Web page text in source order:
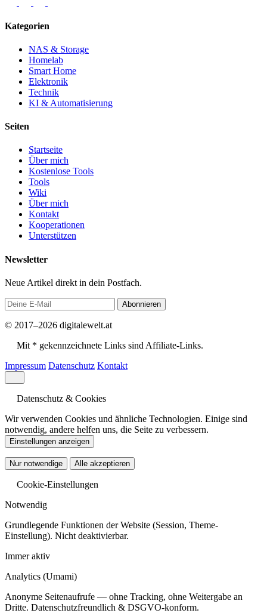
Kategorien
NAS & Storage
Homelab
Smart Home
Elektronik
Technik
KI & Automatisierung
Seiten
Startseite
Über mich
Kostenlose Tools
Tools
Wiki
Über mich
Kontakt
Kooperationen
Unterstützen
Newsletter
Neue Artikel direkt in dein Postfach.
Abonnieren
© 2017–2026 digitalewelt.at
Mit * gekennzeichnete Links sind Affiliate-Links.
Impressum Datenschutz Kontakt
Datenschutz & Cookies
Wir verwenden Cookies und ähnliche Technologien. Einige sind
notwendig, andere helfen uns, die Seite zu verbessern.
Einstellungen anzeigen
Nur notwendige Alle akzeptieren
Cookie-Einstellungen
Notwendig
Grundlegende Funktionen der Website (Session, Theme-
Einstellung). Nicht deaktivierbar.
Immer aktiv
Analytics (Umami)
Anonyme Seitenaufrufe — ohne Tracking, ohne Weitergabe an
Dritte. Datenschutzfreundlich & DSGVO-konform.